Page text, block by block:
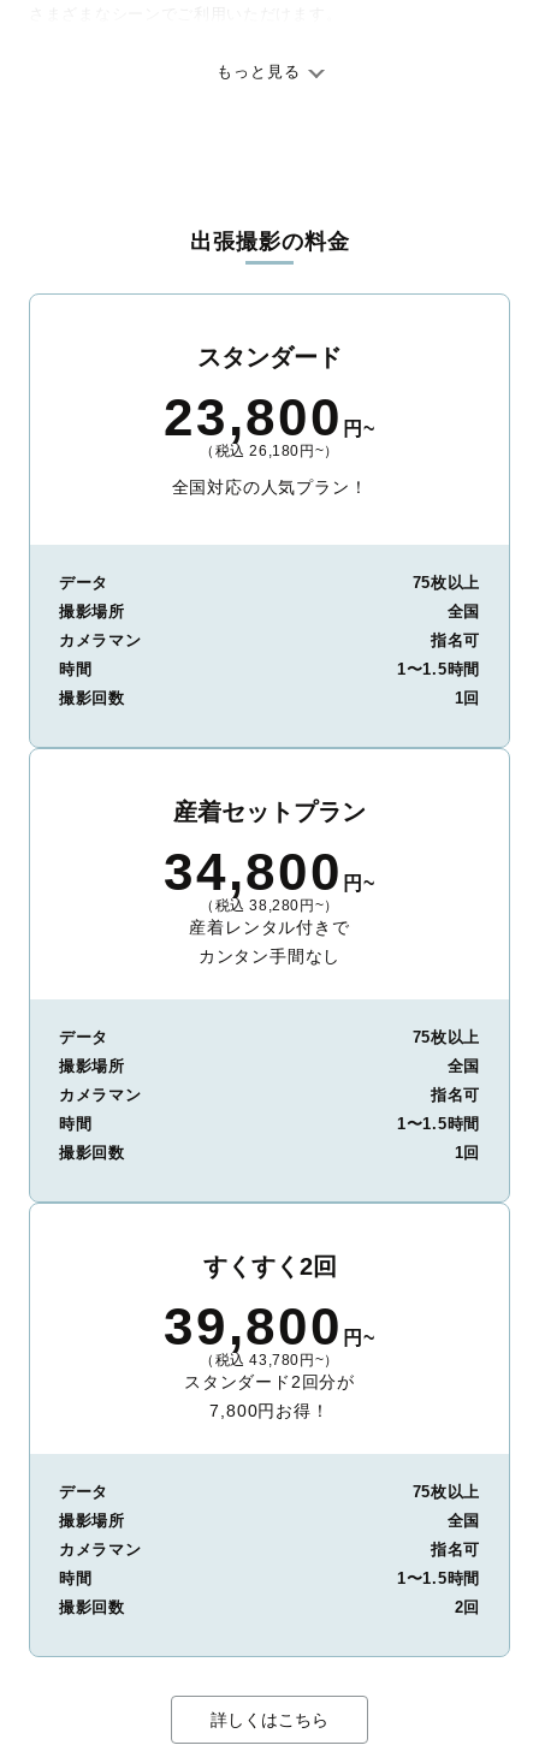
ありのままの空気感を大切に、何十年経っても見返したくなるよ
ィを身につけたプロのカメラマンが全国47都道府県に在籍してい
ます。創業10年のノウハウを活かし、思い出に残る素敵な撮影体
験をお届けします。
整。自然な雰囲気を残しつつも、おしゃれで洗練された仕上がり
に。きっと「こんな写真を撮ってほしかった！」と思える一枚に
もっと見る
出張撮影の料金
スタンダード
23,800 円~
（税込 26,180円~）
全国対応の人気プラン！
データ
75枚以上
撮影場所
全国
カメラマン
指名可
時間
1〜1.5時間
撮影回数
1回
産着セットプラン
34,800 円~
（税込 38,280円~）
産着レンタル付きで
カンタン手間なし
データ
75枚以上
撮影場所
全国
カメラマン
指名可
時間
1〜1.5時間
撮影回数
1回
すくすく2回
39,800 円~
（税込 43,780円~）
スタンダード2回分が
7,800円お得！
データ
75枚以上
撮影場所
全国
カメラマン
指名可
時間
1〜1.5時間
撮影回数
2回
詳しくはこちら